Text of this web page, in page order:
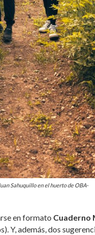
Sahuquillo en el huerto de OBA-
en formato Cuaderno
Y, además, dos